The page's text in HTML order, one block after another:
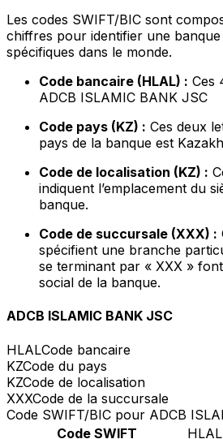
Les codes SWIFT/BIC sont
chiffres pour identifier une
spécifiques dans le monde.
Code bancaire (HLAL) : Ces
ADCB ISLAMIC BANK JSC
Code pays (KZ) : Ces deux
pays de la banque est
Code de localisation (KZ) :
indiquent l’emplacement du
banque.
Code de succursale (XXX) :
spécifient une branche
se terminant par « XXX »
social de la banque.
ADCB ISLAMIC BANK JSC
HLALCode bancaire
KZCode du pays
KZCode de localisation
XXXCode de la succursale
Code SWIFT/BIC pour ADCB
Code SWIFT